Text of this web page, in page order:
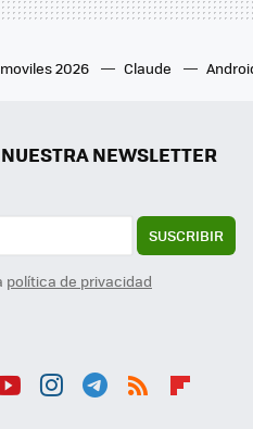
2026 Claude
NEWSLETTER
SUSCRIBIR
política de privacidad